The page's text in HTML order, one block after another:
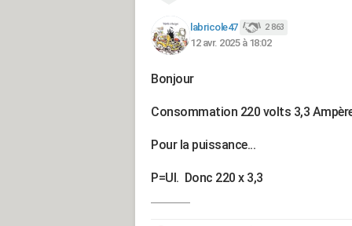
labricole47 2 863
12 avr. 2025 à 18:02
Bonjour
Consommation 220 volts 3,3
Pour la puissance...
P=UI. Donc 220 x 3,3